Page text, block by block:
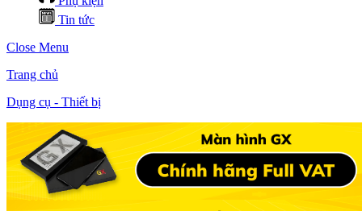
Tin tức
Close Menu
Trang chủ
Dụng cụ - Thiết bị